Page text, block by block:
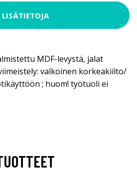
LISÄTIETOJA
MDF-levystä, jalat
valkoinen korkeakiilto/
; huom! työtuoli ei